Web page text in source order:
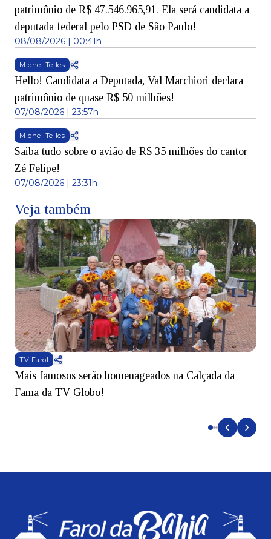
patrimônio de R$ 47.546.965,91. Ela será candidata a
deputada federal pelo PSD de São Paulo!
08/08/2026 | 00:41h
Michel Telles
Hello! Candidata a Deputada, Val Marchiori declara
patrimônio de quase R$ 50 milhões!
07/08/2026 | 23:57h
Michel Telles
Saiba tudo sobre o avião de R$ 35 milhões do cantor
Zé Felipe!
07/08/2026 | 23:31h
Veja também
TV Farol
Mais famosos serão homenageados na Calçada da
Fama da TV Globo!